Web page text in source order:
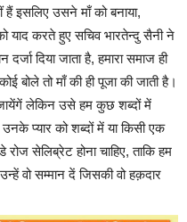
हैं इसलिए उसने माँ को बनाया,
याद करते हुए सचिव भारतेन्दु सैनी ने
दिया जाता है, हमारा समाज ही
बोले तो माँ की ही पूजा की जाती है।
लेकिन उसे हम कुछ शब्दों में
प्यार को शब्दों में या किसी एक
सेलिब्रेट होना चाहिए, ताकि हम
वो सम्मान दें जिसकी वो हक़दार